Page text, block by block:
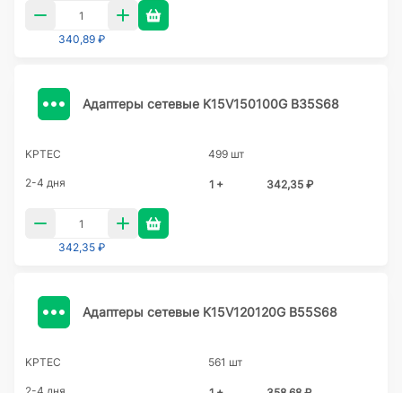
340,89 ₽
Адаптеры сетевые K15V150100G B35S68
KPTEC 499 шт
2-4 дня 1 + 342,35 ₽
342,35 ₽
Адаптеры сетевые K15V120120G B55S68
KPTEC 561 шт